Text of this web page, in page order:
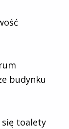
budynku
się toalety